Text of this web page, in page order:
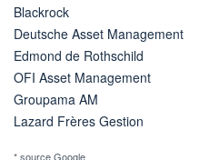
Blackrock
Deutsche Asset Management
Edmond de Rothschild
OFI Asset Management
Groupama AM
Lazard Frères Gestion
* source Google